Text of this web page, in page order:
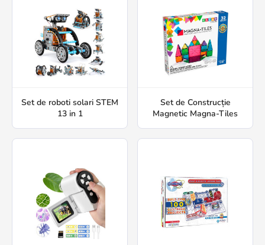
Set de roboti solari STEM
13 in 1
Set de Construcție
Magnetic Magna-Tiles